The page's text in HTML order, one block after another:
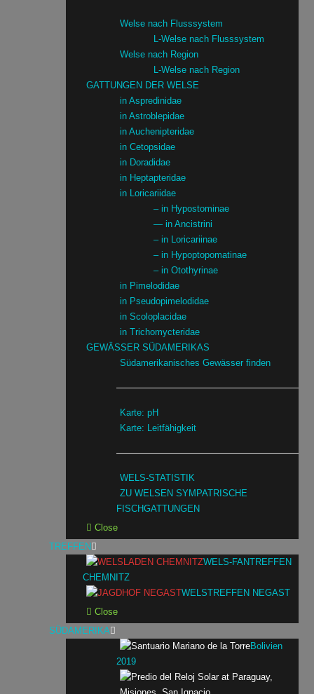
Welse nach Flusssystem
L-Welse nach Flusssystem
Welse nach Region
L-Welse nach Region
GATTUNGEN DER WELSE
in Aspredinidae
in Astroblepidae
in Auchenipteridae
in Cetopsidae
in Doradidae
in Heptapteridae
in Loricariidae
– in Hypostominae
— in Ancistrini
– in Loricariinae
– in Hypoptopomatinae
– in Otothyrinae
in Pimelodidae
in Pseudopimelodidae
in Scoloplacidae
in Trichomycteridae
GEWÄSSER SÜDAMERIKAS
Südamerikanisches Gewässer finden
Karte: pH
Karte: Leitfähigkeit
WELS-STATISTIK
ZU WELSEN SYMPATRISCHE
FISCHGATTUNGEN
Close
TREFFEN
WELS-FANTREFFEN
CHEMNITZ
WELSTREFFEN NEGAST
Close
SÜDAMERIKA
Bolivien
2019